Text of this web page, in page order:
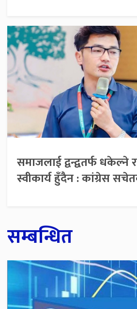
समाजलाई द्वन्द्वतर्फ धकेल्ने
स्वीकार्य हुँदैन : कांग्रेस
सम्बन्धित